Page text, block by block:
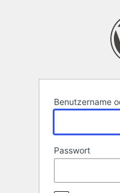
Benutzername
Passwort